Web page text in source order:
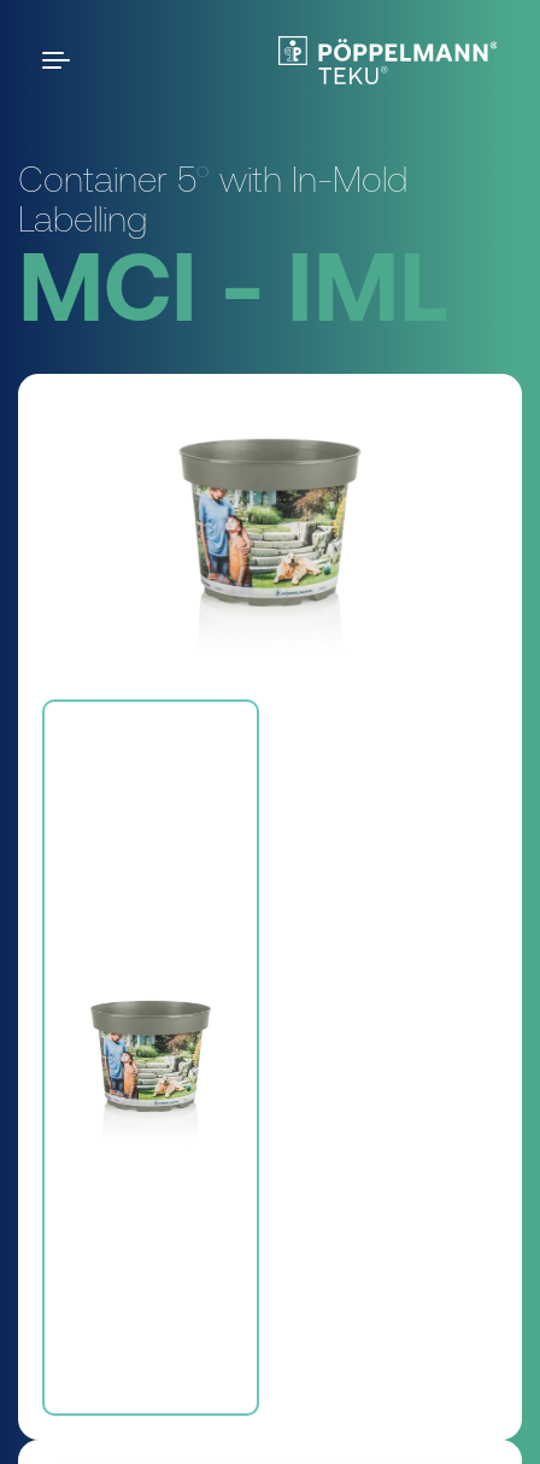
Container 5° with In-Mold
Labelling
MCI - IML